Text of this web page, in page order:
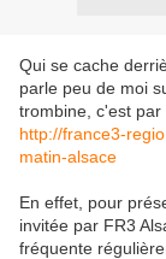
Qui se cache
parle peu de moi
trombine, c'est par
http://france3-
matin-alsace
En effet, pour
invitée par FR3
fréquente